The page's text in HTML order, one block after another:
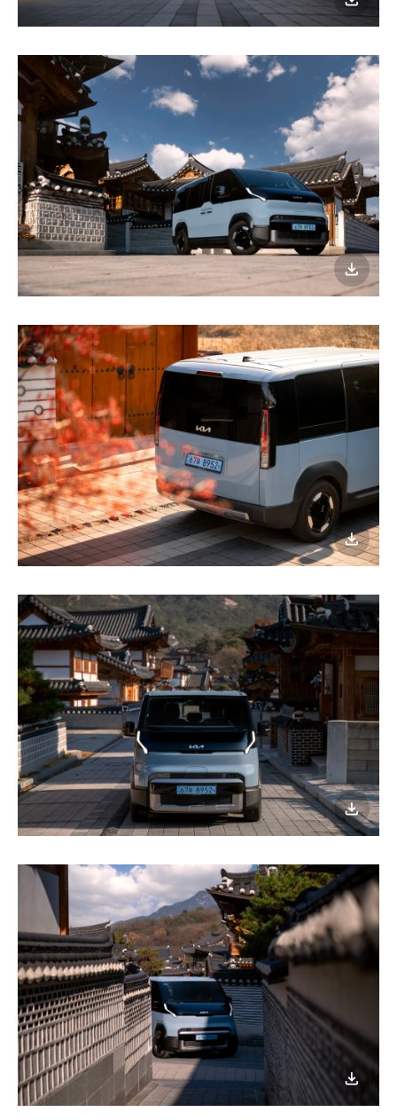
이미지
다운로드
이미지
다운로드
이미지
다운로드
이미지
다운로드
이미지
다운로드